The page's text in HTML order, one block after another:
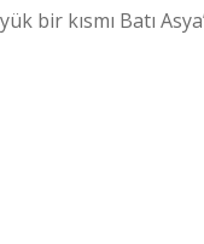
bir kısmı Batı